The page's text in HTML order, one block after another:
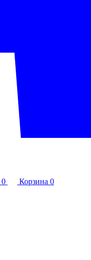
0 Корзина 0